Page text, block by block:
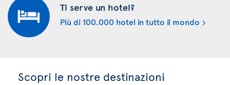
Ti serve un hotel?
Più di 100.000 hotel in tutto il mondo
Scopri le nostre destinazioni